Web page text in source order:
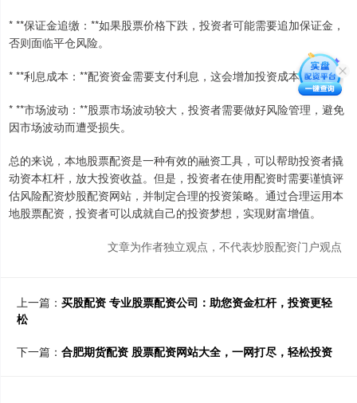
* **保证金追缴：**如果股票价格下跌，投资者可能需要追加保证金，
否则面临平仓风险。
* **利息成本：**配资资金需要支付利息，这会增加投资成本。
* **市场波动：**股票市场波动较大，投资者需要做好风险管理，避免
因市场波动而遭受损失。
总的来说，本地股票配资是一种有效的融资工具，可以帮助投资者撬
动资本杠杆，放大投资收益。但是，投资者在使用配资时需要谨慎评
估风险配资炒股配资网站，并制定合理的投资策略。通过合理运用本
地股票配资，投资者可以成就自己的投资梦想，实现财富增值。
文章为作者独立观点，不代表炒股配资门户观点
上一篇： 买股配资 专业股票配资公司：助您资金杠杆，投资更轻
松
下一篇： 合肥期货配资 股票配资网站大全，一网打尽，轻松投资